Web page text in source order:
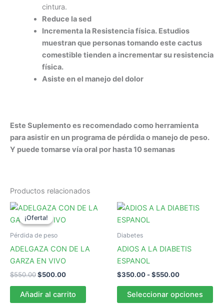
cintura.
Reduce la sed
Incrementa la Resistencia física. Estudios
muestran que personas tomando este cactus
comestible tienden a incrementar su resistencia
física.
Asiste en el manejo del dolor
Este Suplemento es recomendado como herramienta
para asistir en un programa de pérdida o manejo de peso.
Y puede tomarse vía oral por hasta 10 semanas
Productos relacionados
¡Oferta!
¡Oferta!
Pérdida de peso
ADELGAZA CON DE LA
GARZA EN VIVO
$550.00El
original
era:
$500.00El
actual
es:
Añadir al carrito
Diabetes
ADIOS A LA DIABETIS
ESPANOL
$350.00 -$550.00Rango
precios:
desde
Seleccionar opciones